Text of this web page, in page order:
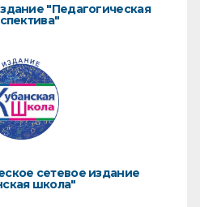
"Педагогическая
сетевое издание
школа"